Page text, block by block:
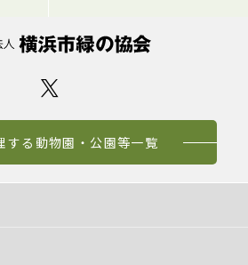
する動物園・公園等一覧